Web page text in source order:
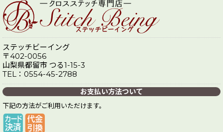
ステッチビーイング
〒402-0056
山梨県都留市 つる1-15-3
TEL：0554-45-2788
お支払い方法ついて
下記の方法がご利用いただけます。